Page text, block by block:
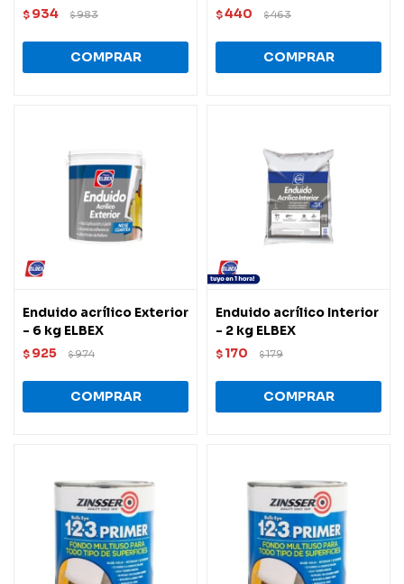
$ 934 $983 $440 $463
Enduido acrílico Exterior
- 6 kg ELBEX
$ 925 $974
Enduido acrílico Interior
- 2 kg ELBEX
$ 170 $179